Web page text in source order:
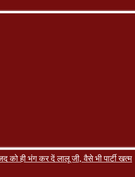
को ही भंग कर दें लालू जी, वैसे भी पार्टी खत्म